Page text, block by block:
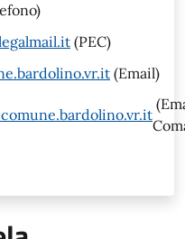
(PEC)
(Email)